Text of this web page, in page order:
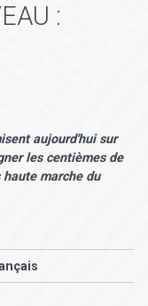
:
aujourd'hui sur
les centièmes de
marche du